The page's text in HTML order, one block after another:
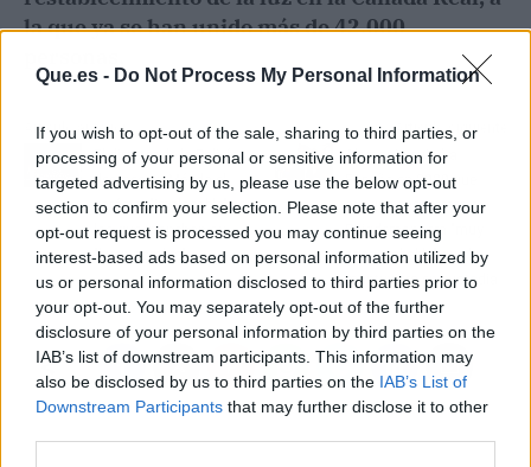
Que.es - Do Not Process My Personal Information
If you wish to opt-out of the sale, sharing to third parties, or
processing of your personal or sensitive information for
targeted advertising by us, please use the below opt-out
section to confirm your selection. Please note that after your
opt-out request is processed you may continue seeing
interest-based ads based on personal information utilized by
us or personal information disclosed to third parties prior to
your opt-out. You may separately opt-out of the further
disclosure of your personal information by third parties on the
IAB’s list of downstream participants. This information may
also be disclosed by us to third parties on the IAB’s List of
Downstream Participants that may further disclose it to other
la que ya se han unido más de 42.000
Artículo anterior
El director de la Policía
destaca en Mérida el
carácter "implacable" con
los que manchan su
"buen nombre"
Artículo siguiente
Alemania avisó a
España en 2020 que
aunque encontrara a
Puigdemont era "muy
poco probable" que le
mantuviera en custodia